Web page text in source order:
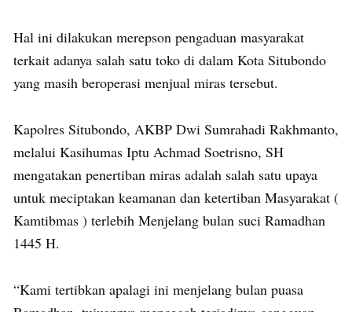
Hal ini dilakukan merepson pengaduan masyarakat
terkait adanya salah satu toko di dalam Kota Situbondo
yang masih beroperasi menjual miras tersebut.
Kapolres Situbondo, AKBP Dwi Sumrahadi Rakhmanto,
melalui Kasihumas Iptu Achmad Soetrisno, SH
mengatakan penertiban miras adalah salah satu upaya
untuk meciptakan keamanan dan ketertiban Masyarakat (
Kamtibmas ) terlebih Menjelang bulan suci Ramadhan
1445 H.
“Kami tertibkan apalagi ini menjelang bulan puasa